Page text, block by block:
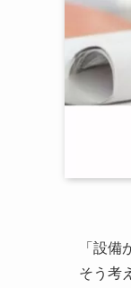
「設
そう考